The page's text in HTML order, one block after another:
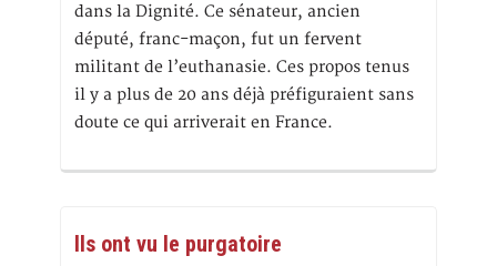
dans la Dignité. Ce sénateur, ancien
député, franc-maçon, fut un fervent
militant de l’euthanasie. Ces propos tenus
il y a plus de 20 ans déjà préfiguraient sans
doute ce qui arriverait en France.
Ils ont vu le purgatoire